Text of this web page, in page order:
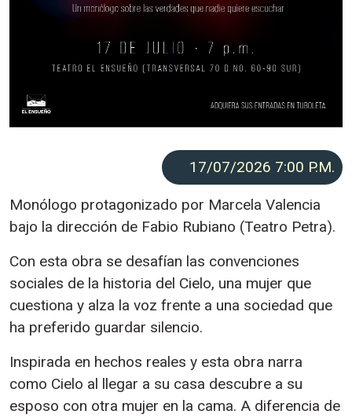
17/07/2026 7:00 P.M.
Monólogo protagonizado por Marcela Valencia
bajo la dirección de Fabio Rubiano (Teatro Petra).
Con esta obra se desafían las convenciones
sociales de la historia del Cielo, una mujer que
cuestiona y alza la voz frente a una sociedad que
ha preferido guardar silencio.
Inspirada en hechos reales y esta obra narra
como Cielo al llegar a su casa descubre a su
esposo con otra mujer en la cama. A diferencia de